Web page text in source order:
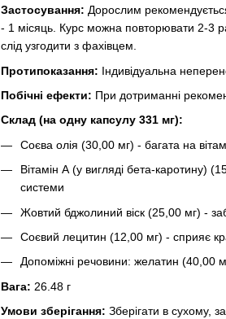
Застосування: Дорослим
- 1 місяць. Курс можна повторювати 2-3
слід узгодити з фахівцем.
Протипоказання: Індивідуальна
Побічні ефекти: При дотриманні
Склад (на одну капсулу 331 мг):
Соєва олія (30,00 мг) - багата на
Вітамін А (у вигляді бета-каротину)
системи
Жовтий бджолиний віск (25,00 мг) -
Соєвий лецитин (12,00 мг) - сприяє
Допоміжні речовини: желатин (40,00
Вага: 26.48 г
Умови зберігання: Зберігати в сухому,